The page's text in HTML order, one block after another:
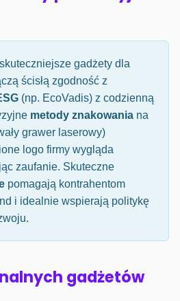
gadżety dla
ścisłą zgodność z
(np. EcoVadis) z codzienną
metody znakowania na
grawer laserowy)
logo firmy wygląda
zaufanie. Skuteczne
pomagają kontrahentom
i idealnie wspierają politykę
gadżetów